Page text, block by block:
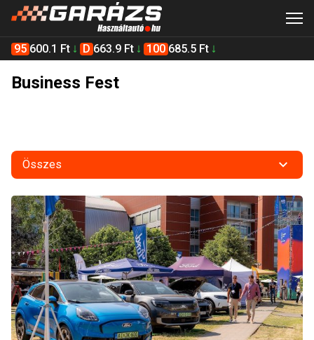
95 600.1 Ft D 663.9 Ft 100 685.5 Ft
Business Fest
Összes